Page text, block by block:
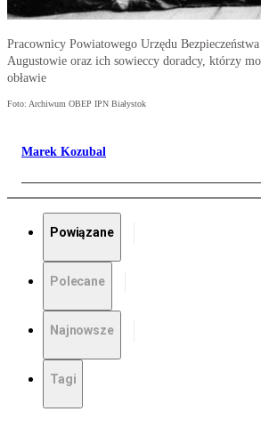
Pracownicy Powiatowego Urzędu
Augustowie oraz ich sowieccy doradcy, którzy
obławie
Foto: Archiwum OBEP IPN Białystok
Marek Kozubal
Powiązane
Polecane
Najnowsze
Tagi